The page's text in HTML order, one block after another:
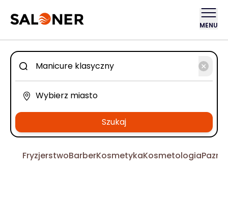
MENU
Szukaj
FryzjerstwoBarberKosmetykaKosmetologia